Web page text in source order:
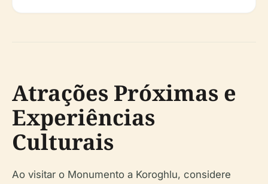
Atrações Próximas e
Experiências
Culturais
Ao visitar o Monumento a Koroghlu, considere